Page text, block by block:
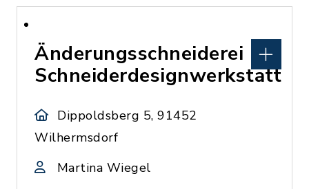
Änderungsschneiderei
Schneiderdesignwerkstatt
Dippoldsberg 5, 91452
Wilhermsdorf
Martina Wiegel